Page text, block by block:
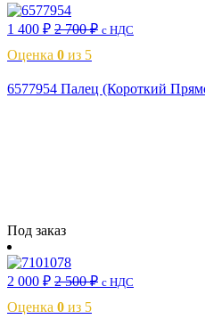
1 400 ₽ 2 700₽ с НДС
Оценка 0 из 5
6577954 Палец (Короткий
Под заказ
2 000 ₽ 2 500₽ с НДС
Оценка 0 из 5